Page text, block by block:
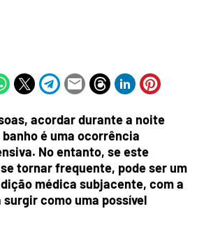
acordar durante a noite
é uma ocorrência
No entanto, se este
tornar frequente, pode ser um
médica subjacente, com a
surgir como uma possível